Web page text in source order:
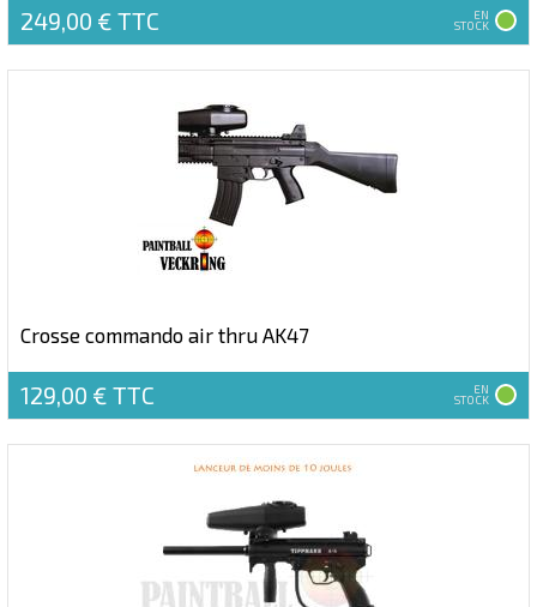
249,00 € TTC EN
STOCK
Crosse commando air thru AK47
129,00 € TTC EN
STOCK